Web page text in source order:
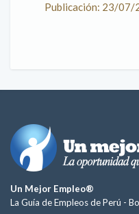
Publicación: 23/07/
Un Mejor Empleo®
La Guía de Empleos de Perú -